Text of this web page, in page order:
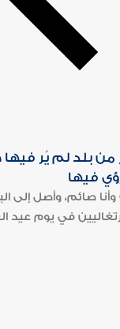
بلد لم يُر فيها
فيها
صائم، وأصل إلى
في يوم عيد